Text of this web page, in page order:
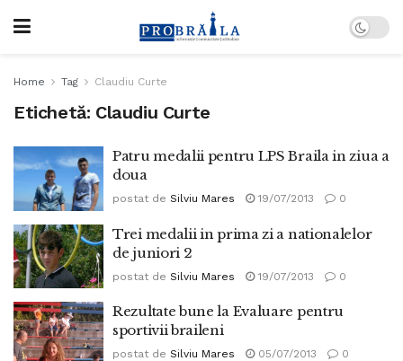
Home Tag Claudiu Curte
Etichetă: Claudiu Curte
Patru medalii pentru LPS Braila in ziua a
doua
postat de Silviu Mares 19/07/2013 0
Trei medalii in prima zi a nationalelor
de juniori 2
postat de Silviu Mares 19/07/2013 0
Rezultate bune la Evaluare pentru
sportivii braileni
postat de Silviu Mares 05/07/2013 0